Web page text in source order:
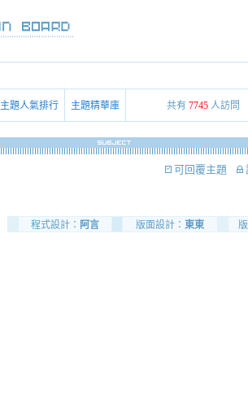
主題人氣排行 主題精華庫 共有 7745 人訪問
可回覆主題
程式設計： 阿言 版面設計： 東東